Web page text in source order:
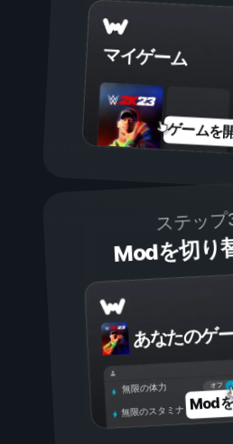
マイゲーム
ゲームを
ステッ
Modを切り
あなたのゲ
オフ
無限の体力
無限のスタミナ Mod